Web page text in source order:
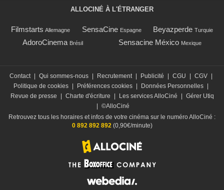
ALLOCINÉ À L'ÉTRANGER
Filmstarts Allemagne SensaCine Espagne Beyazperde Turquie
AdoroCinema Brésil Sensacine México Mexique
Contact | Qui sommes-nous | Recrutement | Publicité | CGU | CGV |
Politique de cookies | Préférences cookies | Données Personnelles |
Revue de presse
| Charte d'écriture | Les services AlloCiné | Gérer Utiq
| ©AlloCiné
Retrouvez tous les horaires et infos de votre cinéma sur le numéro AlloCiné :
0 892 892 892 (0,90€/minute)